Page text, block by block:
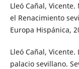
Lleó Cañal,
el Renacimiento
Europa Hispánica,
Lleó Cañal,
palacio sevillano.